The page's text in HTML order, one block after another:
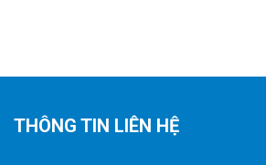
THÔNG TIN LIÊN HỆ